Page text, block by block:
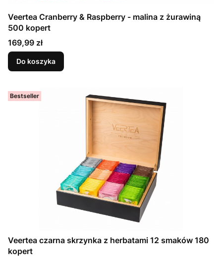
Veertea Cranberry & Raspberry - malina z żurawiną
500 kopert
Cena
169,99 zł
Do koszyka
Bestseller
Veertea czarna skrzynka z herbatami 12 smaków 180
kopert